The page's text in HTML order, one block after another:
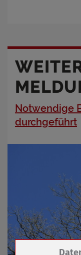
Notwendige
durchgeführt
Zum